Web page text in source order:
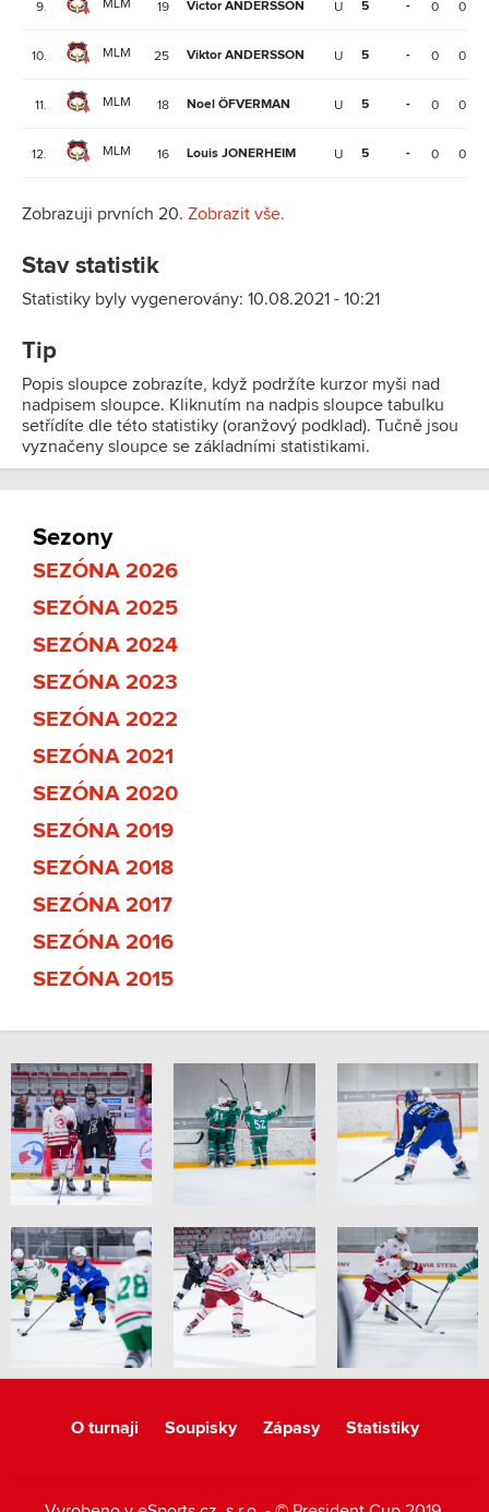
9. MLM 19 Victor ANDERSSON U 5 - 0 0
10. MLM 25 Viktor ANDERSSON U 5 - 0 0
11. MLM 18 Noel ÖFVERMAN U 5 - 0 0
12. MLM 16 Louis JONERHEIM U 5 - 0 0
Zobrazuji prvních 20. Zobrazit vše.
Stav statistik
Statistiky byly vygenerovány: 10.08.2021 - 10:21
Tip
Popis sloupce zobrazíte, když podržíte kurzor myši nad
nadpisem sloupce. Kliknutím na nadpis sloupce tabulku
setřídíte dle této statistiky (oranžový podklad). Tučně jsou
vyznačeny sloupce se základními statistikami.
Sezony
SEZÓNA 2026
SEZÓNA 2025
SEZÓNA 2024
SEZÓNA 2023
SEZÓNA 2022
SEZÓNA 2021
SEZÓNA 2020
SEZÓNA 2019
SEZÓNA 2018
SEZÓNA 2017
SEZÓNA 2016
SEZÓNA 2015
O turnaji Soupisky Zápasy Statistiky